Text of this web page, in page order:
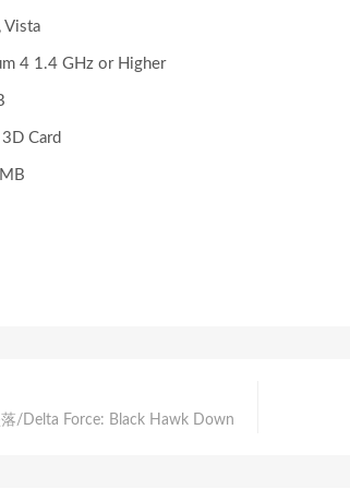
Vista
4 1.4 GHz or Higher
Card
/Delta Force: Black Hawk Down